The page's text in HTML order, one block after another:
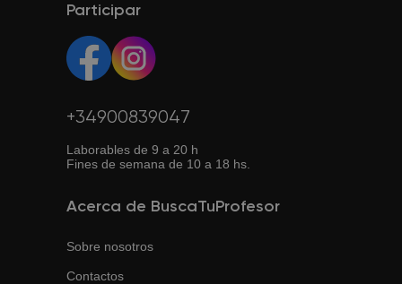
BuscaTuProfesor te ayudará a encontrar otro profesor.
Participar
+34900839047
Laborables de 9 a 20 h
Fines de semana de 10 a 18 hs.
Acerca de BuscaTuProfesor
Sobre nosotros
Contactos